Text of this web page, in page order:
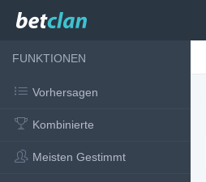
FUNKTIONEN
Vorhersagen
Kombinierte
Meisten Gestimmt